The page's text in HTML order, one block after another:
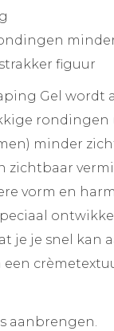
figuur
Gel wordt
rondingen
minder
zichtbaar
vorm en
je je snel kan
aanbrengen.